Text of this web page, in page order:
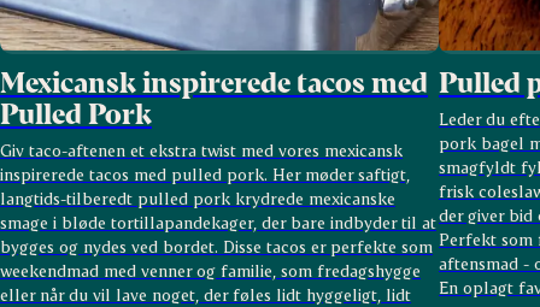
Mexicansk inspirerede tacos med
Pulled Pork
Giv taco-aftenen et ekstra twist med vores mexicansk
inspirerede tacos med pulled pork. Her møder saftigt,
langtids-tilberedt pulled pork krydrede mexicanske
smage i bløde tortillapandekager, der bare indbyder til at
bygges og nydes ved bordet. Disse tacos er perfekte som
weekendmad med venner og familie, som fredagshygge
eller når du vil lave noget, der føles lidt hyggeligt, lidt
Pulled
Leder du
pork bagel
smagfyldt
frisk
der giver
Perfekt
aftensmad -
En oplagt